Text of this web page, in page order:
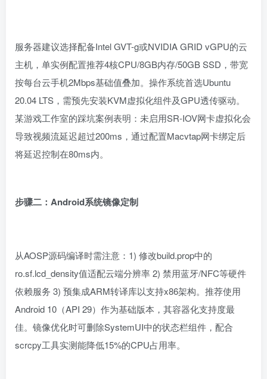
服务器建议选择配备Intel GVT-g或NVIDIA GRID vGPU的云
主机，单实例配置推荐4核CPU/8GB内存/50GB SSD，带宽
按每台云手机2Mbps基础值叠加。操作系统首选Ubuntu
20.04 LTS，需预先安装KVM虚拟化组件及GPU透传驱动。
某游戏工作室的踩坑案例表明：未启用SR-IOV网卡虚拟化会
导致视频流延迟超过200ms，通过配置Macvtap网卡绑定后
将延迟控制在80ms内。
步骤二：Android系统镜像定制
从AOSP源码编译时需注意：1) 修改build.prop中的
ro.sf.lcd_density值适配云端分辨率 2) 禁用蓝牙/NFC等硬件
依赖服务 3) 预集成ARM转译库以支持x86架构。推荐使用
Android 10（API 29）作为基础版本，其容器化支持度最
佳。镜像优化时可删除SystemUI中的状态栏组件，配合
scrcpy工具实测能降低15%的CPU占用率。